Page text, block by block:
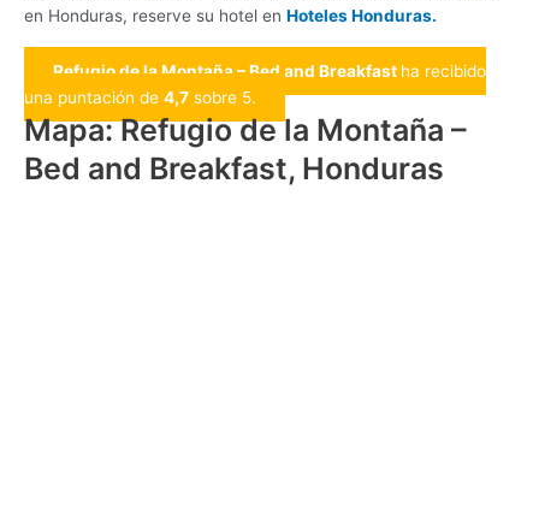
en Honduras, reserve su hotel en Hoteles Honduras.
Refugio de la Montaña – Bed and Breakfast ha recibido
una puntación de 4,7 sobre 5.
Mapa: Refugio de la Montaña –
Bed and Breakfast, Honduras